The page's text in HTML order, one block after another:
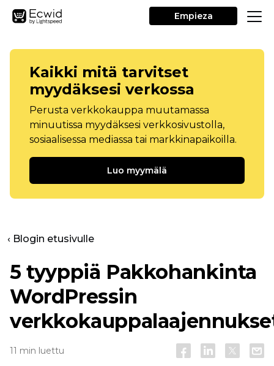
Empieza
Kaikki mitä tarvitset
myydäksesi verkossa
Perusta verkkokauppa muutamassa
minuutissa myydäksesi verkkosivustolla,
sosiaalisessa mediassa tai markkinapaikoilla.
Luo myymälä
‹ Blogin etusivulle
5 tyyppiä Pakkohankinta
WordPressin
11 min luettu